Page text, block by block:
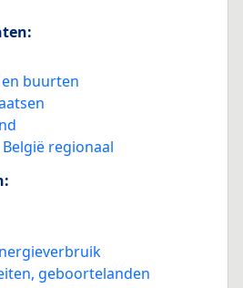
buurten
België regionaal
geboortelanden